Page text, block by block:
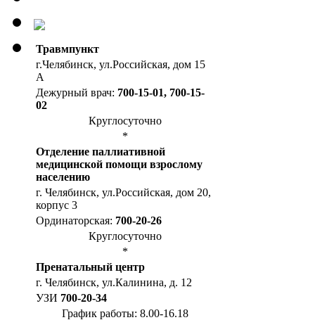
Травмпункт
г.Челябинск, ул.Российская, дом 15
А
Дежурный врач: 700-15-01, 700-15-
02
Круглосуточно
*
Отделение паллиативной
медицинской помощи взрослому
населению
г. Челябинск, ул.Российская, дом 20,
корпус 3
Ординаторская: 700-20-26
Круглосуточно
*
Пренатальный центр
г. Челябинск, ул.Калинина, д. 12
УЗИ 700-20-34
График работы: 8.00-16.18